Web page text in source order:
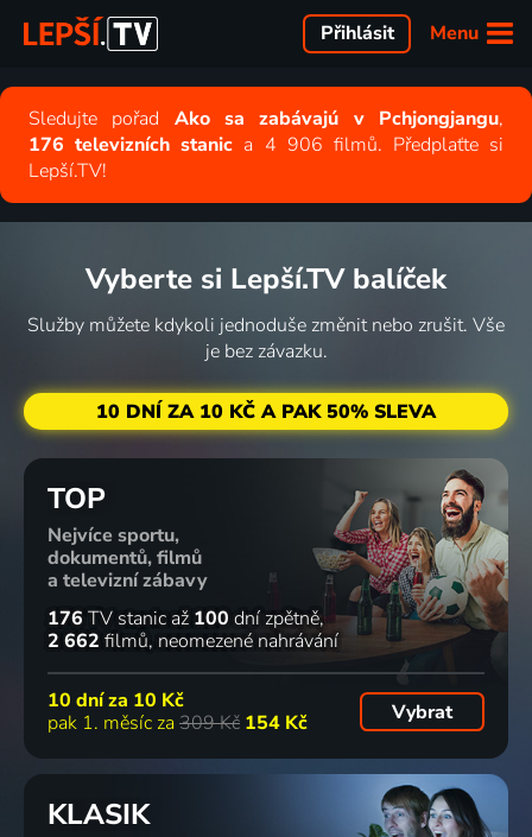
Menu
Přihlásit
Sledujte pořad Ako sa zabávajú v Pchjongjangu,
176 televizních stanic a 4 906 filmů. Předplaťte si
Lepší.TV!
Vyberte si Lepší.TV balíček
Služby můžete kdykoli jednoduše změnit nebo zrušit. Vše
je bez závazku.
10 DNÍ ZA 10 KČ A PAK 50% SLEVA
TOP
Nejvíce sportu,
dokumentů, filmů
a televizní zábavy
176 TV stanic až 100 dní zpětně
2 662 filmů neomezené nahrávání
10 dní za 10 Kč
pak 1. měsíc za 309 Kč 154 Kč Vybrat
KLASIK